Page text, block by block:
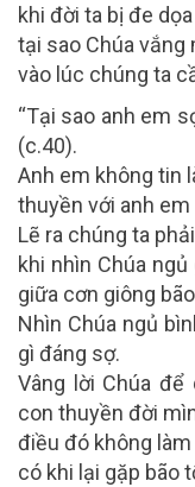
khi đời ta bị đe
tại sao Chúa vắng
vào lúc chúng ta
“Tại sao anh em
(c.40).
Anh em không tin
thuyền với anh em
Lẽ ra chúng ta
khi nhìn Chúa
giữa cơn giông
Nhìn Chúa ngủ
gì đáng sợ.
Vâng lời Chúa để
con thuyền đời
điều đó không
có khi lại gặp bão